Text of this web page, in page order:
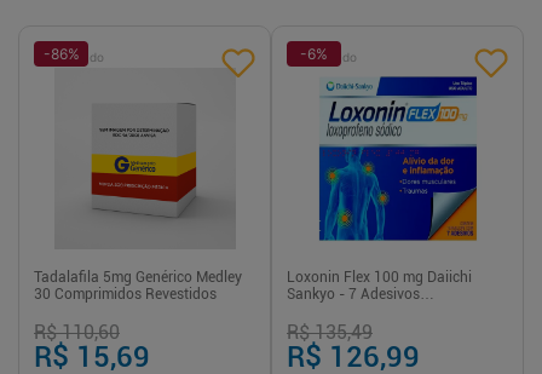
Patrocinado
-86%
Tadalafila 5mg Genérico Medley
30 Comprimidos Revestidos
R$ 110,60
R$ 15,69
Patrocinado
-6%
Loxonin Flex 100 mg Daiichi
Sankyo - 7 Adesivos
R$ 135,49
R$ 126,99